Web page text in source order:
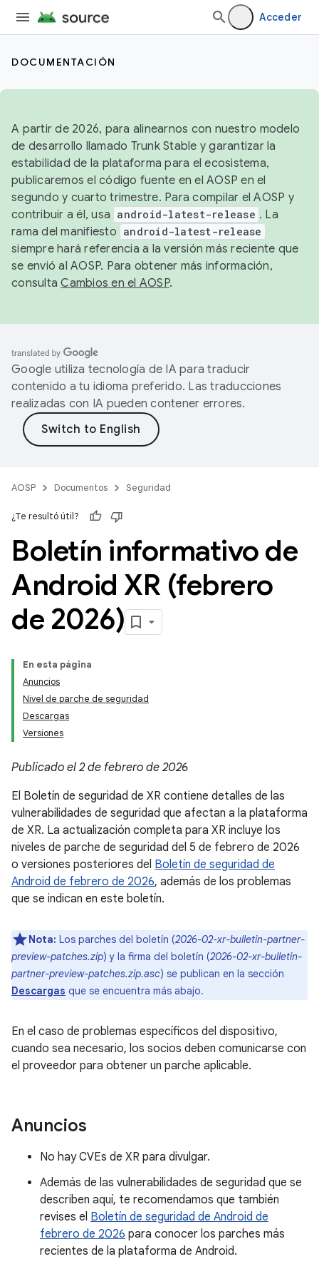
Acceder
DOCUMENTACIÓN
A partir de 2026, para alinearnos con nuestro modelo
de desarrollo llamado Trunk Stable y garantizar la
estabilidad de la plataforma para el ecosistema,
publicaremos el código fuente en el AOSP en el
segundo y cuarto trimestre. Para compilar el AOSP y
contribuir a él, usa android-latest-release . La
rama del manifiesto android-latest-release
siempre hará referencia a la versión más reciente que
se envió al AOSP. Para obtener más información,
consultaCambios en el AOSP.
Google utiliza tecnología de IA para traducir
contenido a tu idioma preferido. Las traducciones
realizadas con IA pueden contener errores.
AOSP Documentos Seguridad
¿Te resultó útil?
Boletín informativo de
Android XR (febrero
de 2026)
En esta página
Anuncios
Nivel de parche de seguridad
Descargas
Versiones
Publicado el 2 de febrero de 2026
El Boletín de seguridad de XR contiene detalles de las
vulnerabilidades de seguridad que afectan a la plataforma
de XR. La actualización completa para XR incluye los
niveles de parche de seguridad del 5 de febrero de 2026
o versiones posteriores del Boletín de seguridad de
Android de febrero de 2026, además de los problemas
que se indican en este boletín.
Nota: Los parches del boletín (2026-02-xr-bulletin-partner-
preview-patches.zip) y la firma del boletín (2026-02-xr-bulletin-
partner-preview-patches.zip.asc) se publican en la sección
Descargas que se encuentra más abajo.
En el caso de problemas específicos del dispositivo,
cuando sea necesario, los socios deben comunicarse con
el proveedor para obtener un parche aplicable.
Anuncios
No hay CVEs de XR para divulgar.
Además de las vulnerabilidades de seguridad que se
describen aquí, te recomendamos que también
revises el Boletín de seguridad de Android de
febrero de 2026 para conocer los parches más
recientes de la plataforma de Android.